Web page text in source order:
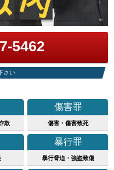
5462
さい
欺
傷害罪
傷害・傷害致死
暴行罪
暴行脅迫・強盗致傷